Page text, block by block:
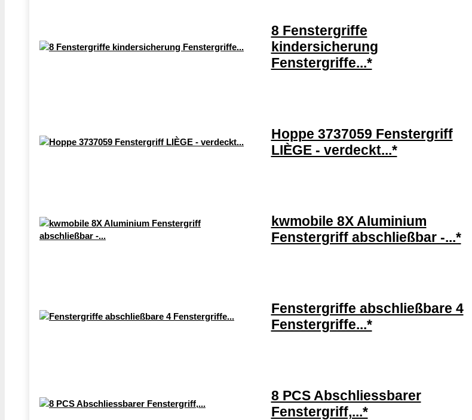
8 Fenstergriffe
kindersicherung
Fenstergriffe...*
Hoppe 3737059 Fenstergriff
LIÈGE - verdeckt...*
kwmobile 8X Aluminium
Fenstergriff abschließbar -...*
Fenstergriffe abschließbare 4
Fenstergriffe...*
8 PCS Abschliessbarer
Fenstergriff,...*